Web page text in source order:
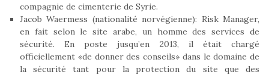
compagnie de cimenterie de Syrie.
Jacob Waermess (nationalité norvégienne): Risk Manager,
en fait selon le site arabe, un homme des services de
sécurité. En poste jusqu’en 2013, il était chargé
officiellement «de donner des conseils» dans le domaine de
la sécurité tant pour la protection du site que des